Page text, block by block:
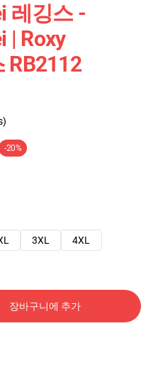
레깅스 -
| Roxy
RB2112
-20%
3XL 4XL
장바구니에 추가